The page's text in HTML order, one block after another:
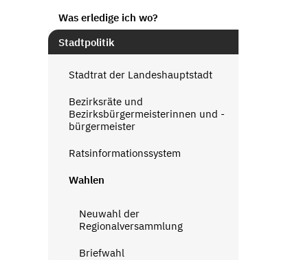
Was erledige ich wo?
Stadtpolitik
Stadtrat der Landeshauptstadt
Bezirksräte und
Bezirksbürgermeisterinnen und -
bürgermeister
Ratsinformationssystem
Wahlen
Neuwahl der
Regionalversammlung
Briefwahl